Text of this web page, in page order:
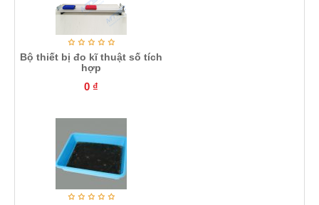
Bộ thiết bị đo kĩ thuật số tích
hợp
0 ₫